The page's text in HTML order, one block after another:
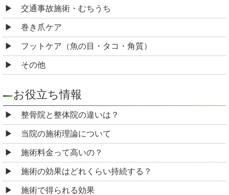
交通事故施術・むちうち
巻き爪ケア
フットケア（魚の目・タコ・角質）
その他
お役立ち情報
整骨院と整体院の違いは？
当院の施術理論について
施術料金って高いの？
施術の効果はどれくらい持続する？
施術で得られる効果